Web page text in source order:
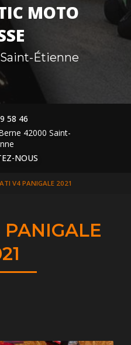
MOTO
Étienne
58 46
42000 Saint-
NOUS
V4 PANIGALE 2021